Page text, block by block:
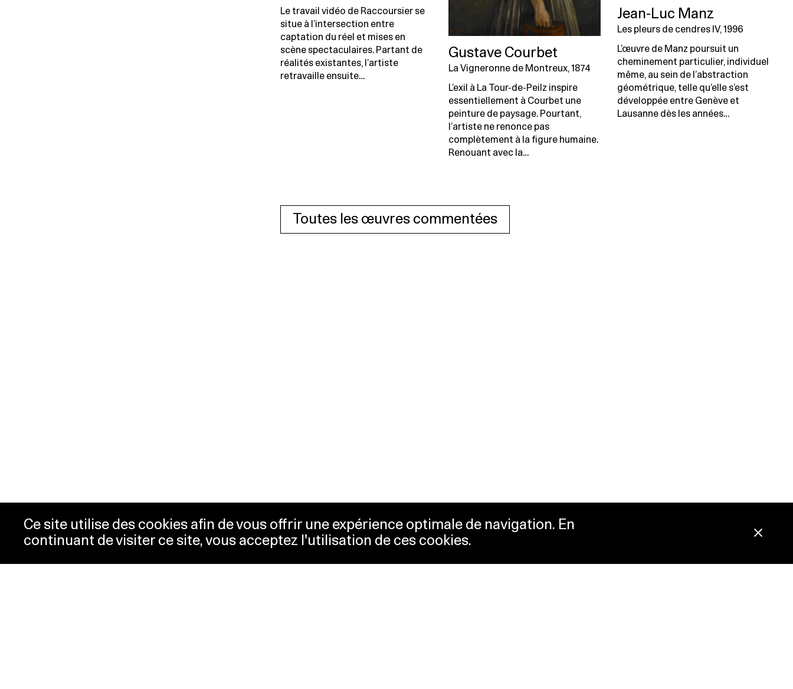
Ce site utilise des cookies afin de vous offrir une expérience optimale de navigation. En
continuant de visiter ce site, vous acceptez l'utilisation de ces cookies.
Le travail vidéo de Raccoursier se
situe à l’intersection entre
captation du réel et mises en
scène spectaculaires. Partant de
réalités existantes, l’artiste
retravaille ensuite…
Gustave Courbet
La Vigneronne de Montreux, 1874
L’exil à La Tour-de-Peilz inspire
essentiellement à Courbet une
peinture de paysage. Pourtant,
l’artiste ne renonce pas
complètement à la figure humaine.
Renouant avec la…
Jean-Luc Manz
Les pleurs de cendres IV, 1996
L’œuvre de Manz poursuit un
cheminement particulier, individuel
même, au sein de l’abstraction
géométrique, telle qu’elle s’est
développée entre Genève et
Lausanne dès les années…
Toutes les œuvres commentées